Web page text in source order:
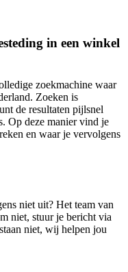
in een winkel
zoekmachine waar
Zoeken is
de resultaten pijlsnel
Op deze manier vind je
en waar je vervolgens
niet uit? Het team van
niet, stuur je bericht via
niet, wij helpen jou